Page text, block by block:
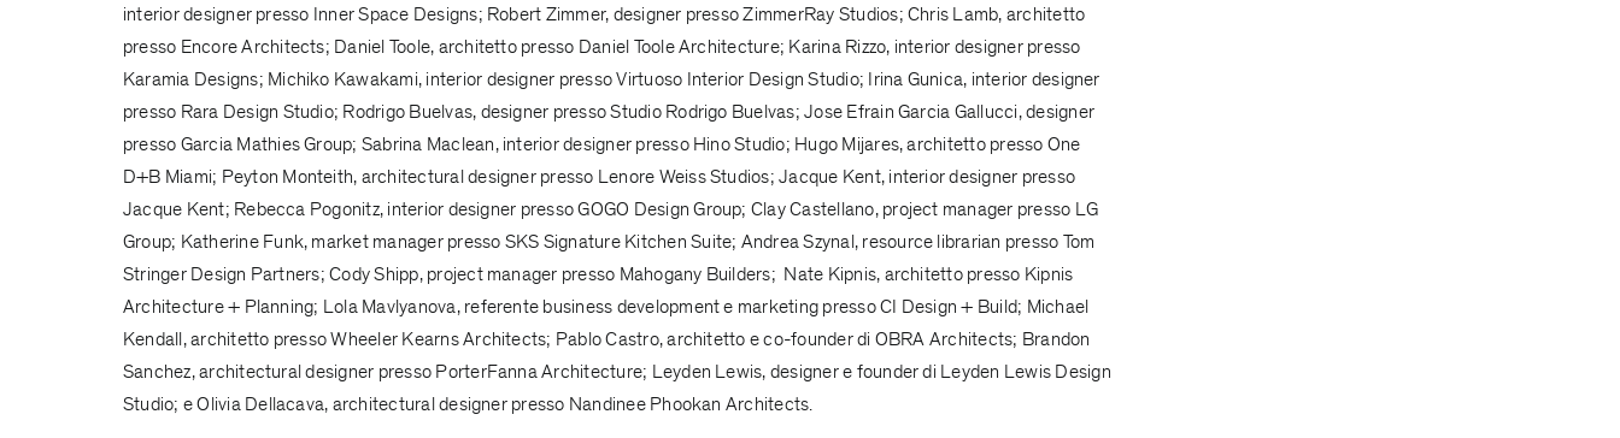
interior designer presso Inner Space Designs; Robert Zimmer, designer pressoZimmerRay Studios; Chris Lamb, architetto
presso Encore Architects; Daniel Toole, architetto presso Daniel Toole Architecture; Karina Rizzo, interior designer presso
Karamia Designs; Michiko Kawakami, interior designer pressoVirtuoso Interior Design Studio; Irina Gunica, interior designer
presso Rara Design Studio; Rodrigo Buelvas, designer pressoStudio Rodrigo Buelvas; Jose Efrain Garcia Gallucci, designer
presso Garcia Mathies Group; Sabrina Maclean, interior designer presso Hino Studio; Hugo Mijares, architetto presso One
D+B Miami; Peyton Monteith, architectural designer presso Lenore Weiss Studios; Jacque Kent, interior designer presso
Jacque Kent; Rebecca Pogonitz, interior designer pressoGOGO Design Group; Clay Castellano, project manager presso LG
Group; Katherine Funk, market manager presso SKS Signature Kitchen Suite; Andrea Szynal, resource librarian presso Tom
Stringer Design Partners; Cody Shipp, project manager presso Mahogany Builders; Nate Kipnis, architetto presso Kipnis
Architecture + Planning; Lola Mavlyanova, referente business development e marketing pressoCI Design + Build; Michael
Kendall, architetto pressoWheeler Kearns Architects; Pablo Castro, architetto e co-founder di OBRA Architects; Brandon
Sanchez, architectural designer presso PorterFanna Architecture; Leyden Lewis, designer e founder di Leyden Lewis Design
Studio; e Olivia Dellacava, architectural designer presso Nandinee Phookan Architects.